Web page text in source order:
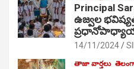
Principal
ఉజ్వల
14/11/2024
తాజా వార్తలు